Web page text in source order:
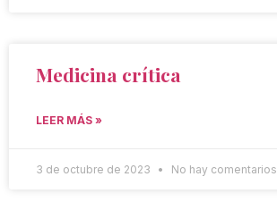
Medicina crítica
LEER MÁS »
3 de octubre de 2023 No hay comentarios